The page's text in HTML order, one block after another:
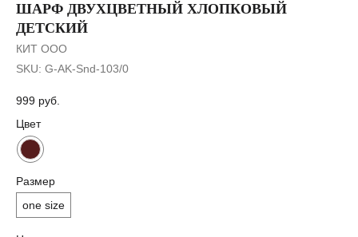
ШАРФ ДВУХЦВЕТНЫЙ ХЛОПКОВЫЙ
ДЕТСКИЙ
КИТ ООО
SKU: G-AK-Snd-103/0
999 руб.
Цвет
Размер
one size